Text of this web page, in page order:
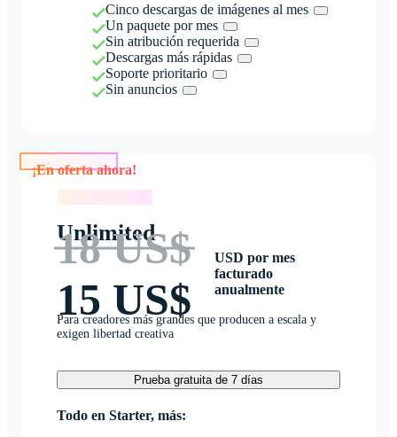
Cinco descargas de imágenes al mes
Un paquete por mes
Sin atribución requerida
Descargas más rápidas
Soporte prioritario
Sin anuncios
Unlimited
18 US$
15 US$
USD por mes
facturado
anualmente
Para creadores más grandes que producen a escala y
exigen libertad creativa
Prueba gratuita de 7 días
Todo en Starter, más: